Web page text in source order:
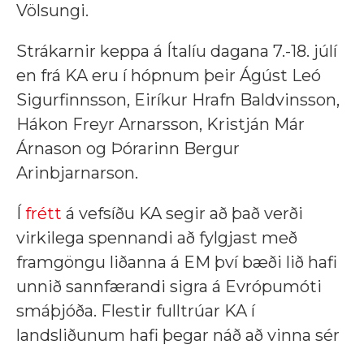
Völsungi.
Strákarnir keppa á Ítalíu dagana 7.-18. júlí
en frá KA eru í hópnum þeir Ágúst Leó
Sigurfinnsson, Eiríkur Hrafn Baldvinsson,
Hákon Freyr Arnarsson, Kristján Már
Árnason og Þórarinn Bergur
Arinbjarnarson.
Í frétt á vefsíðu KA segir að það verði
virkilega spennandi að fylgjast með
framgöngu liðanna á EM því bæði lið hafi
unnið sannfærandi sigra á Evrópumóti
smáþjóða. Flestir fulltrúar KA í
landsliðunum hafi þegar náð að vinna sér